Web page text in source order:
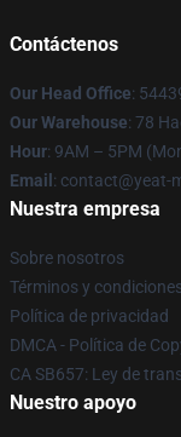
Contáctenos
Our Head Office:
Our Warehouse: 78
Hour: 9AM – 5PM
Email : contact@yeat-
Nuestra empresa
Sobre nosotros
Términos y
Política de privacidad
DMCA - Política de
CA SB657: Ley de
Nuestro apoyo